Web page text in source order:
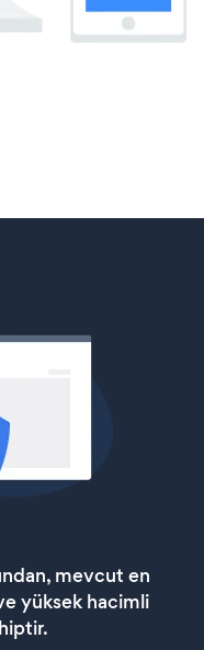
mevcut en
yüksek hacimli